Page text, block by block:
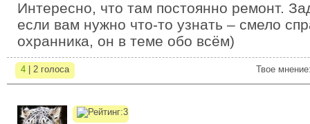
Интересно, что там постоянно ремонт.
если вам нужно что-то узнать – смело
охранника, он в теме обо всём)
4 | 2 голоса Твое